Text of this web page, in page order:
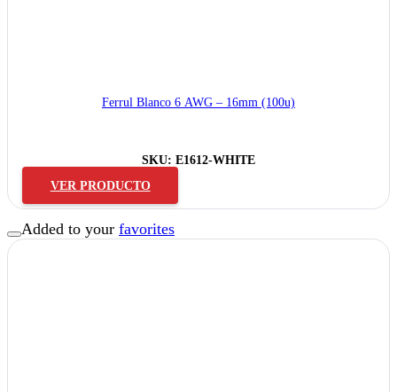
Ferrul Blanco 6 AWG – 16mm (100u)
SKU: E1612-WHITE
VER PRODUCTO
Added to your favorites